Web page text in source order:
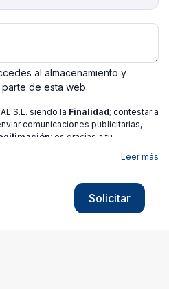
al almacenamiento y
de esta web.
S.L. siendo la Finalidad; contestar a
comunicaciones publicitarias,
; es gracias a tu
de Acceso,
de privacidad
Leer más
Solicitar